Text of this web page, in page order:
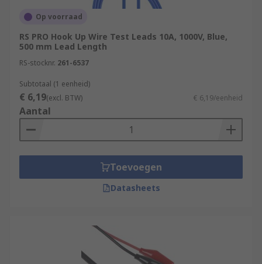
Op voorraad
RS PRO Hook Up Wire Test Leads 10A, 1000V, Blue,
500 mm Lead Length
RS-stocknr. 261-6537
Subtotaal (1 eenheid)
€ 6,19(excl. BTW) € 6,19/eenheid
Aantal
Toevoegen
Datasheets